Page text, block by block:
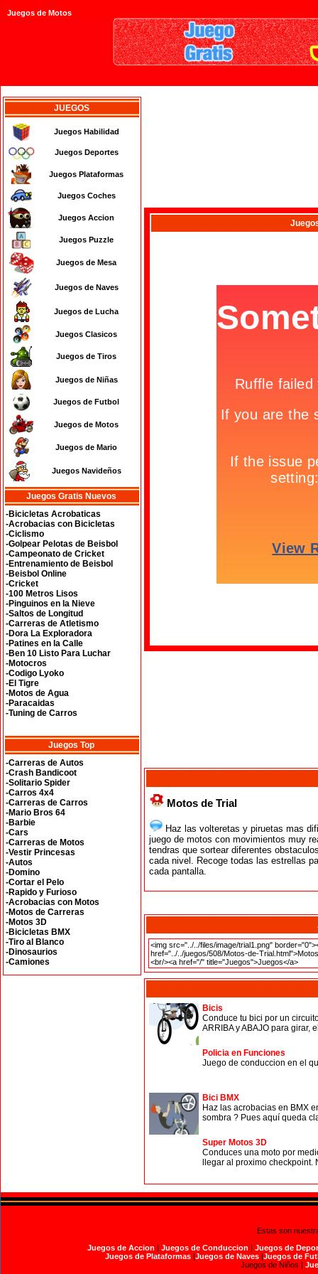
Juegos de Motos
JUEGOS
Juegos Habilidad
Juegos Deportes
Juegos Plataformas
Juegos Coches
Juegos Accion
Juegos Puzzle
Juegos de Mesa
Juegos de Naves
Juegos de Lucha
Juegos Clasicos
Juegos de Tiros
Juegos de Niñas
Juegos de Futbol
Juegos de Motos
Juegos de Mario
Juegos Navideños
Juegos Gratis Nuevos
-Bicicletas Acrobaticas
-Acrobacias con Bicicletas
-Ciclismo
-Golpear Pelotas de Beisbol
-Campeonato de Cricket
-Entrenamiento de Beisbol
-Beisbol Online
-Cricket
-100 Metros Lisos
-Pinguinos en la Nieve
-Saltos de Longitud
-Carreras de Atletismo
-Dora La Exploradora
-Patines en la Calle
-Ben 10 Listo Para Luchar
-Motocros
-Codigo Lyoko
-El Tigre
-Motos de Agua
-Paracaidas
-Tuning de Carros
Juegos Top
-Carreras de Autos
-Crash Bandicoot
-Solitario Spider
-Carros 4x4
-Carreras de Carros
-Mario Bros 64
-Barbie
-Cars
-Carreras de Motos
-Vestir Princesas
-Autos
-Domino
-Cortar el Pelo
-Rapido y Furioso
-Acrobacias con Motos
-Motos de Carreras
-Motos 3D
-Bicicletas BMX
-Tiro al Blanco
-Dinosaurios
-Camiones
Motos de Trial
Haz las volteretas y piruetas mas
juego de motos con movimientos muy
tendras que sortear diferentes
cada nivel. Recoge todas las estrellas
cada pantalla.
Bicis
Conduce tu bici por un
ARRIBA y ABAJO para girar,
Policia en Funciones
Juego de conduccion en el
Bici BMX
Haz las acrobacias en BMX
sombra ? Pues aquí queda
Super Motos 3D
Conduces una moto por
llegar al proximo
Estas son
Juegos de Accion | Juegos de Conduccion | Juegos de
Juegos de Plataformas|Juegos de Naves|Juegos de
Juegos de Niños |